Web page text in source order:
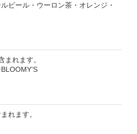
ビール・ウーロン茶・オレンジ・
まれます。
れます。